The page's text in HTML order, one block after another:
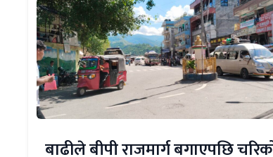
बाढीले बीपी राजमार्ग बगाएपछि